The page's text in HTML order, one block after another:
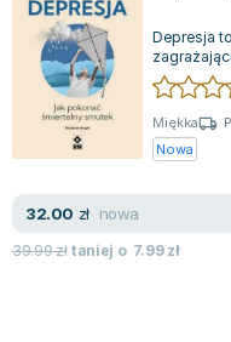
Zarządzanie i marketing
Nauka języków
Podręczniki dla
Repetytoria, testy i
Melissa De la Cruz
Blanka Lipińska
Jaś Kapela
Agatha Christie
Witold Gadowski
Marcin Kowalczyk
Piotr Zychowicz
Depresja
m.in.
Miękka
Nowa
32.00 zł nowa
39.99złtaniej o 7.99zł